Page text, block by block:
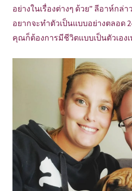
อย่างในเรื่องต่างๆ ด้วย” ลีอาห์กล่
อยากจะทำตัวเป็นแบบอย่างตลอด
คุณก็ต้องการมีชีวิตแบบเป็นตัวเอง